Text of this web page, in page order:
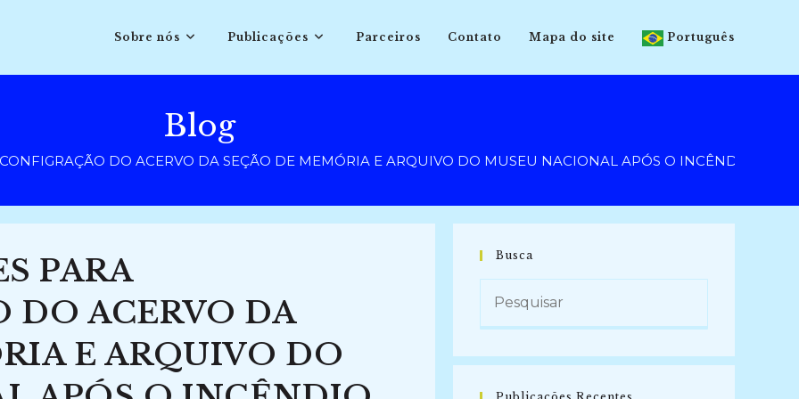
Sobre nós Publicações Parceiros Contato Mapa do site Português
Blog
DO ACERVO DA SEÇÃO DE MEMÓRIA E ARQUIVO DO MUSEU NACIONAL APÓS O INCÊNDIO (2019)
PARA
DO ACERVO DA
E ARQUIVO DO
Busca